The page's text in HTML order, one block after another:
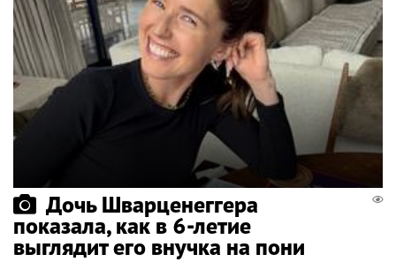
Дочь Шварценеггера
показала, как в 6-летие
выглядит его внучка на пони